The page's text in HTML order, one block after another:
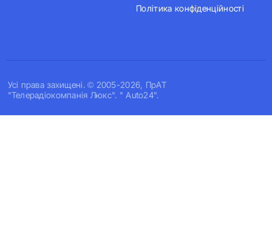
Усi права захищенi. © 2005-2026, ПрАТ
"Телерадіокомпанія Люкс". " Auto24".
Політика конфіденційності